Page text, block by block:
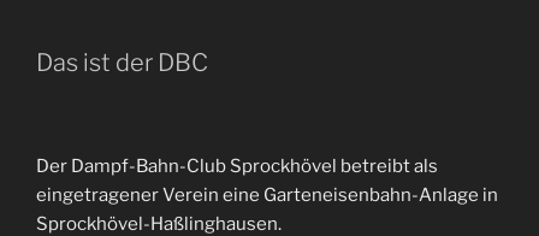
Das ist der DBC
Der Dampf-Bahn-Club Sprockhövel betreibt als
eingetragener Verein eine Garteneisenbahn-Anlage in
Sprockhövel-Haßlinghausen.